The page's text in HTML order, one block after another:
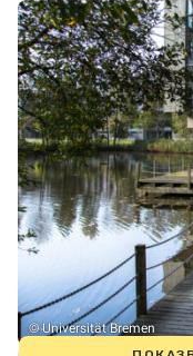
© Universität Bremen